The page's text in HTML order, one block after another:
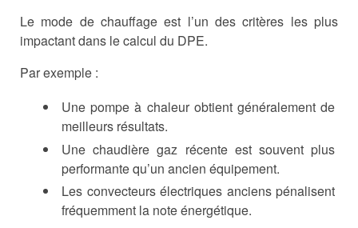
Le mode de chauffage est l’un des critères les plus
impactant dans le calcul du DPE.
Par exemple :
Une pompe à chaleur obtient généralement de
meilleurs résultats.
Une chaudière gaz récente est souvent plus
performante qu’un ancien équipement.
Les convecteurs électriques anciens pénalisent
fréquemment la note énergétique.